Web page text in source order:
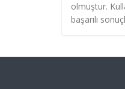
olmuştur.
başarılı